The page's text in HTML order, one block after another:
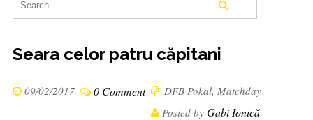
Seara celor patru căpitani
09/02/2017 0 Comment DFB Pokal, Matchday
Posted by Gabi Ionică